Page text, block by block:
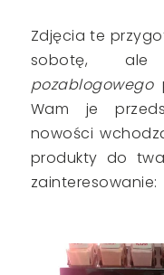
Zdjęcia te
sobotę, ale
pozablogowego
Wam je
nowości
produkty do
zainteresowanie: